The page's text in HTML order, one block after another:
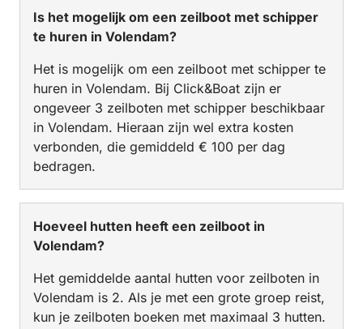
Is het mogelijk om een zeilboot met schipper
te huren in Volendam?
Het is mogelijk om een zeilboot met schipper te
huren in Volendam. Bij Click&Boat zijn er
ongeveer 3 zeilboten met schipper beschikbaar
in Volendam. Hieraan zijn wel extra kosten
verbonden, die gemiddeld € 100 per dag
bedragen.
Hoeveel hutten heeft een zeilboot in
Volendam?
Het gemiddelde aantal hutten voor zeilboten in
Volendam is 2. Als je met een grote groep reist,
kun je zeilboten boeken met maximaal 3 hutten.